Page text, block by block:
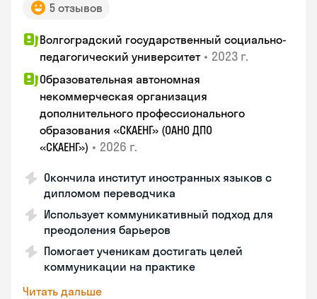
5 отзывов
Волгоградский государственный социально-
педагогический университет • 2023 г.
Образовательная автономная
некоммерческая организация
дополнительного профессионального
образования «СКАЕНГ» (ОАНО ДПО
«СКАЕНГ») • 2026 г.
Окончила институт иностранных языков с
дипломом переводчика
Использует коммуникативный подход для
преодоления барьеров
Помогает ученикам достигать целей
коммуникации на практике
Читать дальше